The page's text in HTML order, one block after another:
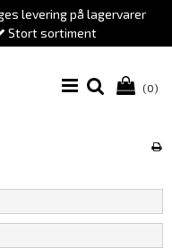
levering på lagervarer
Stort sortiment
(0)